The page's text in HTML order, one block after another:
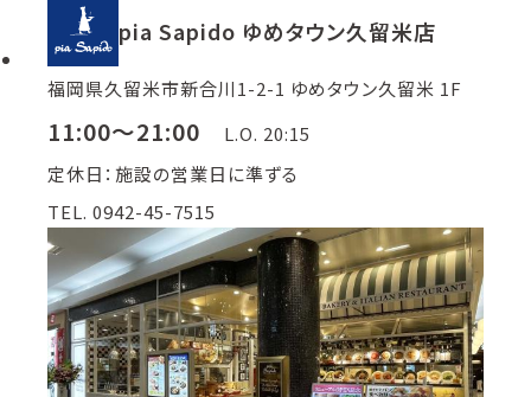
pia Sapido ゆめタウン久留米店
福岡県久留米市新合川1-2-1 ゆめタウン久留米 1F
11:00～21:00
L.O. 20:15
定休日：施設の営業日に準ずる
TEL. 0942-45-7515